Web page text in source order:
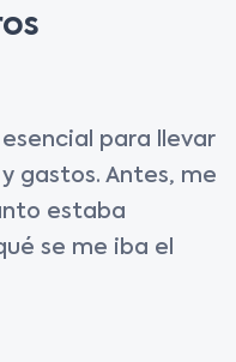
para llevar
gastos. Antes, me
estaba
se me iba el